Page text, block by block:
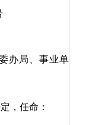
办局、事业单
，任命：